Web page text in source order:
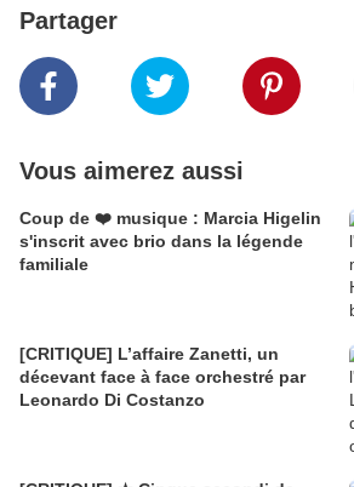
Partager
Vous aimerez aussi
Coup de ❤️ musique : Marcia Higelin
s'inscrit avec brio dans la légende
familiale
[CRITIQUE] L’affaire Zanetti, un
décevant face à face orchestré par
Leonardo Di Costanzo